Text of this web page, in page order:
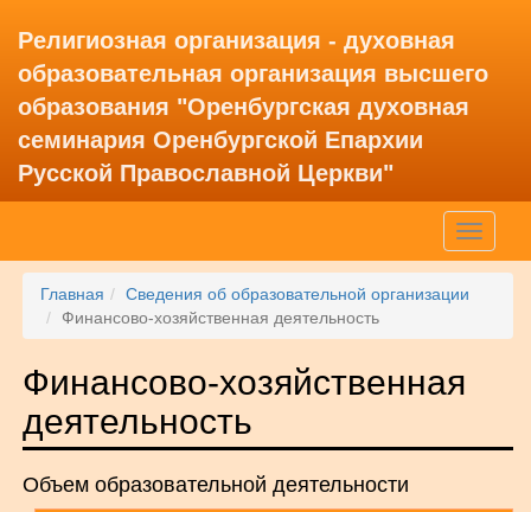
Религиозная организация - духовная
образовательная организация высшего
образования "Оренбургская духовная
семинария Оренбургской Епархии
Русской Православной Церкви"
Главная
Сведения об образовательной организации
Финансово-хозяйственная деятельность
Финансово-хозяйственная
деятельность
Объем образовательной деятельности